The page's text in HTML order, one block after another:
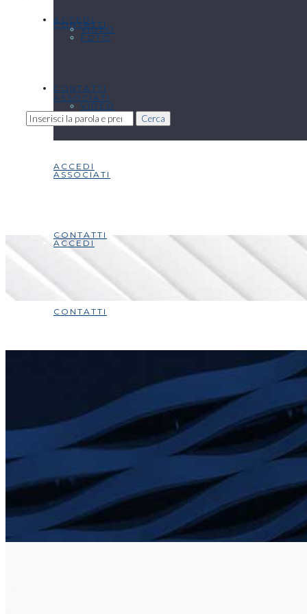
ACCEDI
CONTATTI
CONTATTI
Cerca
VIDEO
ASSOCIATI
ACCEDI
CONTATTI
FOTO
VIDEO
ASSOCIATI
ACCEDI
CONTATTI